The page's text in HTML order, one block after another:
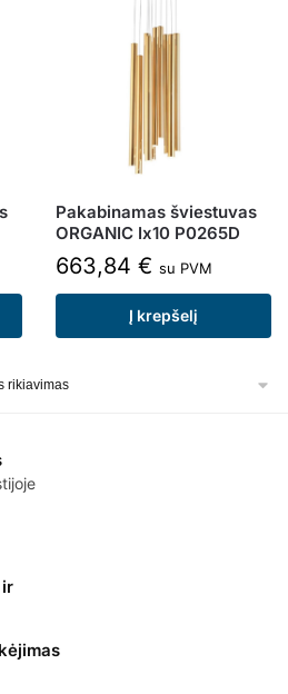
Pakabinamas šviestuvas
ORGANIC Ix10 P0265D
663,84 € su PVM
Į krepšelį